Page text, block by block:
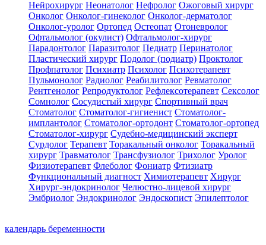
Нейрохирург Неонатолог Нефролог Ожоговый хирург
Онколог Онколог-гинеколог Онколог-дерматолог
Онколог-уролог Ортопед Остеопат Отоневролог
Офтальмолог (окулист) Офтальмолог-хирург
Парадонтолог Паразитолог Педиатр Перинатолог
Пластический хирург Подолог (подиатр) Проктолог
Профпатолог Психиатр Психолог Психотерапевт
Пульмонолог Радиолог Реабилитолог Ревматолог
Рентгенолог Репродуктолог Рефлексотерапевт Сексолог
Сомнолог Сосудистый хирург Спортивный врач
Стоматолог Стоматолог-гигиенист Стоматолог-
имплантолог Стоматолог-ортодонт Стоматолог-ортопед
Стоматолог-хирург Судебно-медицинский эксперт
Сурдолог Терапевт Торакальный онколог Торакальный
хирург Травматолог Трансфузиолог Трихолог Уролог
Физиотерапевт Флеболог Фониатр Фтизиатр
Функциональный диагност Химиотерапевт Хирург
Хирург-эндокринолог Челюстно-лицевой хирург
Эмбриолог Эндокринолог Эндоскопист Эпилептолог
календарь беременности